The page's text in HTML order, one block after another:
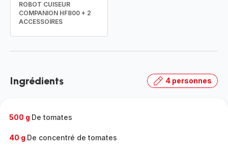
ROBOT CUISEUR
COMPANION HF800 + 2
ACCESSOIRES
Ingrédients 4 personnes
500 g De tomates
40 g De concentré de tomates